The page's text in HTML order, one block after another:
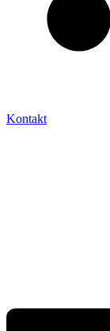
Kontakt